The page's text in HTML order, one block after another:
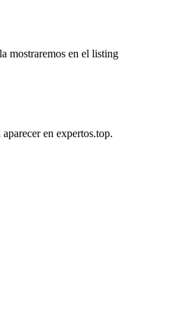
mostraremos en el listing
en expertos.top.